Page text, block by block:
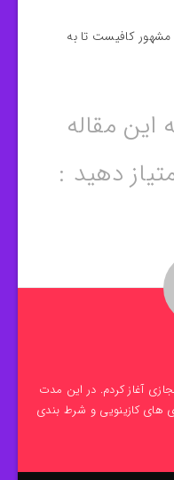
کافیست تا به
این مقاله
دهید :
مجازی آغاز کردم. در این مدت
های کازینویی و شرط بندی